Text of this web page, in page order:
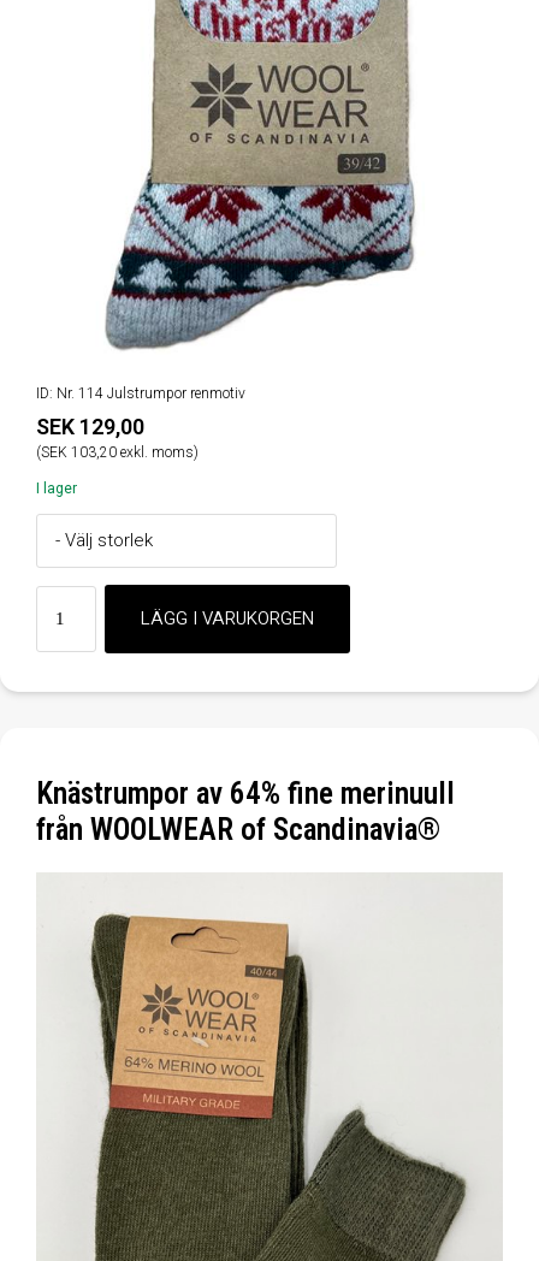
ID: Nr. 114 Julstrumpor renmotiv
SEK 129,00
(SEK 103,20 exkl. moms)
I lager
Knästrumpor av 64% fine merinuull
från WOOLWEAR of Scandinavia®